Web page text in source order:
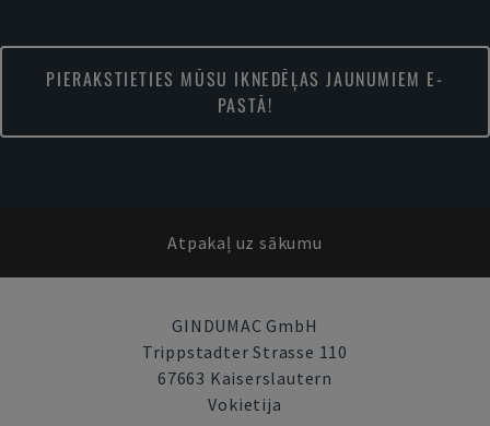
PIERAKSTIETIES MŪSU IKNEDĒĻAS JAUNUMIEM E-
PASTĀ!
Atpakaļ uz sākumu
GINDUMAC GmbH
Trippstadter Strasse 110
67663 Kaiserslautern
Vokietija